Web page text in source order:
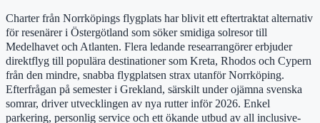
Charter från Norrköpings flygplats har blivit ett eftertraktat alternativ
för resenärer i Östergötland som söker smidiga solresor till
Medelhavet och Atlanten. Flera ledande researrangörer erbjuder
direktflyg till populära destinationer som Kreta, Rhodos och Cypern
från den mindre, snabba flygplatsen strax utanför Norrköping.
Efterfrågan på semester i Grekland, särskilt under ojämna svenska
somrar, driver utvecklingen av nya rutter inför 2026. Enkel
parkering, personlig service och ett ökande utbud av all inclusive-